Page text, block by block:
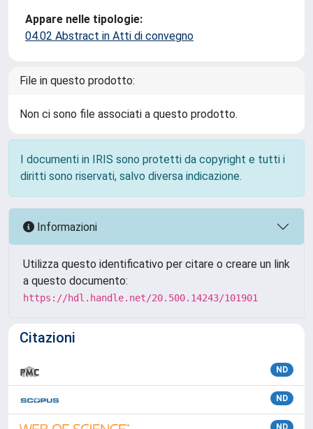
Appare nelle tipologie:
04.02 Abstract in Atti di convegno
File in questo prodotto:
Non ci sono file associati a questo prodotto.
I documenti in IRIS sono protetti da copyright e tutti i
diritti sono riservati, salvo diversa indicazione.
Informazioni
Utilizza questo identificativo per citare o creare un link
a questo documento:
https://hdl.handle.net/20.500.14243/101901
Citazioni
ND
ND
ND